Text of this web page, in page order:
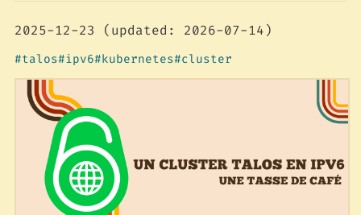
2025-12-23 (updated: 2026-07-14)
talos ipv6 kubernetes cluster